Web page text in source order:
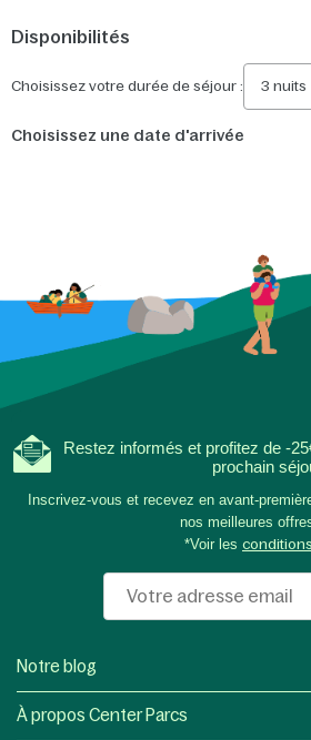
Disponibilités
Choisissez votre durée de séjour : 3 nuits
Choisissez une date d'arrivée
Restez informés et profitez de -
prochain
Inscrivez-vous et recevez en avant-
nos meilleures
*Voir les conditions
Notre blog
À propos Center Parcs